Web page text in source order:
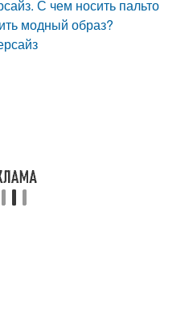
С чем носить пальто
модный образ?